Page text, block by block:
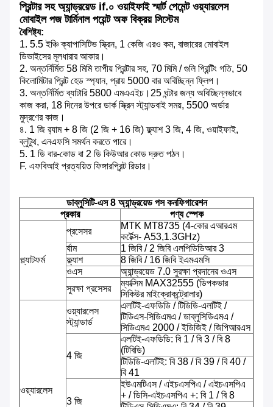
প্রিন্টার সহ অ্যান্ড্রয়েড if.০ ওয়াইফাই স্মার্ট পেমেন্ট ওয়্যারলেস
মোবাইল পজ টার্মিনাল পয়েন্ট অফ বিক্রয় সিস্টেম
বৈশিষ্ট্য:
1. 5.5 ইঞ্চি ক্যাপাসিটিভ স্ক্রিন, 1 কেজি এরও কম, বাজারের মোবাইল
ডিভাইসের মূলধারার আকার।
2. অন্তর্নির্মিত 58 মিমি তাপীয় প্রিন্টার সহ, 70 মিমি / গুলি প্রিন্টিং গতি, 50
কিলোমিটার প্রিন্ট হেড স্প্যান, প্রায় 5000 বার অবিচ্ছিন্ন ফ্লিপ।
3. অন্তর্নির্মিত ব্যাটারি 5800 এমএএইচ।25 ঘন্টার জন্য অবিচ্ছিন্নভাবে
কাজ করা, 18 দিনের উপরে ডার্ক স্ক্রিন স্ট্যান্ডবাই সময়, 5500 অর্ডার
মুদ্রণের কাজ।
৪. 1 জি র‌্যাম + 8 জি (2 জি + 16 জি) ফ্ল্যাশ 3 জি, 4 জি, ওয়াইফাই,
ব্লুটুথ, এনএফসি সমর্থন করতে পারে।
5. 1 ডি বার-কোড বা 2 ডি কিউআর কোড দ্রুত পঠন।
F. এফবিআই প্রত্যয়িত ফিঙ্গারপ্রিন্ট রিডার।
ডাব্লুসিটি-এস 8 অ্যান্ড্রয়েড পস কনফিগারেশন
প্রকার
পণ্য স্পেক
প্ল্যাটফর্ম
প্রসেসর
MTK MT8735 (4-কোর এআরএম
কর্টেক্স- A53,1.3GHz)
র্যাম
1 জিবি / 2 জিবি এলপিডিডিআর 3
ফ্ল্যাশ
8 জিবি / 16 জিবি ইএমএমসি
ওএস
অ্যান্ড্রয়েড 7.0 সুরক্ষা প্রদানের ওএস
সুরক্ষা প্রসেসর
ম্যাক্সিম MAX32555 (ডিপকভার
সিকিউর মাইক্রোকন্ট্রোলার)
ওয়্যারলেস
ওয়্যারলেস
স্ট্যান্ডার্ড
এলটিই-এফডিডি / টিডিডি-এলটিই /
টিডিএস-সিডিএমএ / ডাব্লুসিডিএমএ /
সিডিএমএ 2000 / ইডিজিই / জিপিআরএস
4 জি
এলটিই-এফডিডি: বি 1 / বি 3 / বি 8
(টিবিডি)
টিডিডি-এলটিই: বি 38 / বি 39 / বি 40 /
বি 41
3 জি
ইউএমটিএস / এইচএসপিএ / এইচএসপিএ
+ / ডিসি-এইচএসপিএ +: বি 1 / বি 8